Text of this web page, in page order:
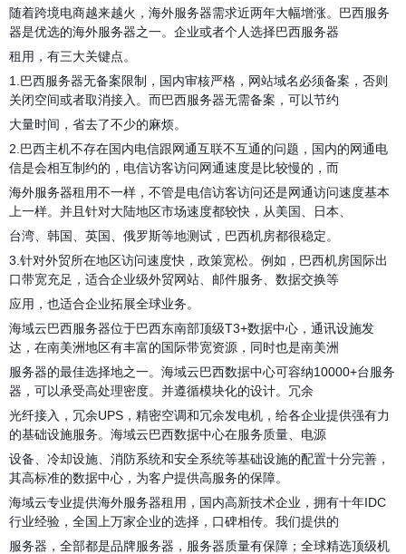
随着跨境电商越来越火，海外服务器需求近两年大幅增涨。巴西服务
器是优选的海外服务器之一。企业或者个人选择巴西服务器
租用，有三大关键点。
1.巴西服务器无备案限制，国内审核严格，网站域名必须备案，否则
关闭空间或者取消接入。而巴西服务器无需备案，可以节约
大量时间，省去了不少的麻烦。
2.巴西主机不存在国内电信跟网通互联不互通的问题，国内的网通电
信是会相互制约的，电信访客访问网通速度是比较慢的，而
海外服务器租用不一样，不管是电信访客访问还是网通访问速度基本
上一样。并且针对大陆地区市场速度都较快，从美国、日本、
台湾、韩国、英国、俄罗斯等地测试，巴西机房都很稳定。
3.针对外贸所在地区访问速度快，政策宽松。例如，巴西机房国际出
口带宽充足，适合企业级外贸网站、邮件服务、数据交换等
应用，也适合企业拓展全球业务。
海域云巴西服务器位于巴西东南部顶级T3+数据中心，通讯设施发
达，在南美洲地区有丰富的国际带宽资源，同时也是南美洲
服务器的最佳选择地之一。海域云巴西数据中心可容纳10000+台服务
器，可以承受高处理密度。并遵循模块化的设计。冗余
光纤接入，冗余UPS，精密空调和冗余发电机，给各企业提供强有力
的基础设施服务。海域云巴西数据中心在服务质量、电源
设备、冷却设施、消防系统和安全系统等基础设施的配置十分完善，
其高标准的数据中心，为客户提供高服务的保障。
海域云专业提供海外服务器租用，国内高新技术企业，拥有十年IDC
行业经验，全国上万家企业的选择，口碑相传。我们提供的
服务器，全部都是品牌服务器，服务器质量有保障；全球精选顶级机